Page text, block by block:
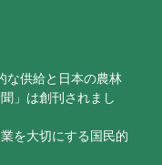
な供給と日本の農林
」は創刊されまし
を大切にする国民的